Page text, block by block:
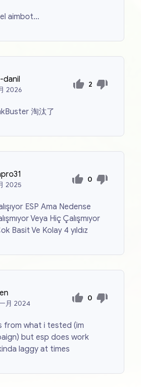
aimbot...
danil
2026
2
淘汰了
2025
0
ESP Ama Nedense
Veya Hiç Çalışmıyor
Basit Ve Kolay 4 yıldız
月 2024
0
from what i tested (im
but esp does work
laggy at times